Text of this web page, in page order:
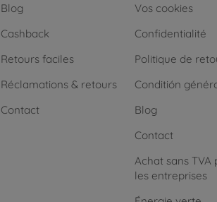
Blog
Cashback
Retours faciles
Réclamations & retours
Contact
Vos cookies
Confidentialité
Politique de
Conditión
Blog
Contact
Achat sans TVA
les entreprises